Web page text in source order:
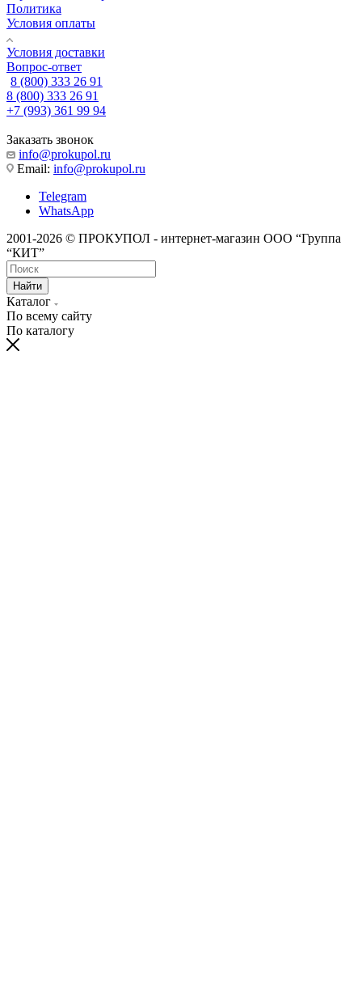
Политика
Условия оплаты
Условия доставки
Вопрос-ответ
8 (800) 333 26 91
8 (800) 333 26 91
+7 (993) 361 99 94
Заказать звонок
info@prokupol.ru
Email: info@prokupol.ru
Telegram
WhatsApp
2001-2026 © ПРОКУПОЛ - интернет-магазин ООО “Группа
“КИТ”
Найти
Каталог
По всему сайту
По каталогу